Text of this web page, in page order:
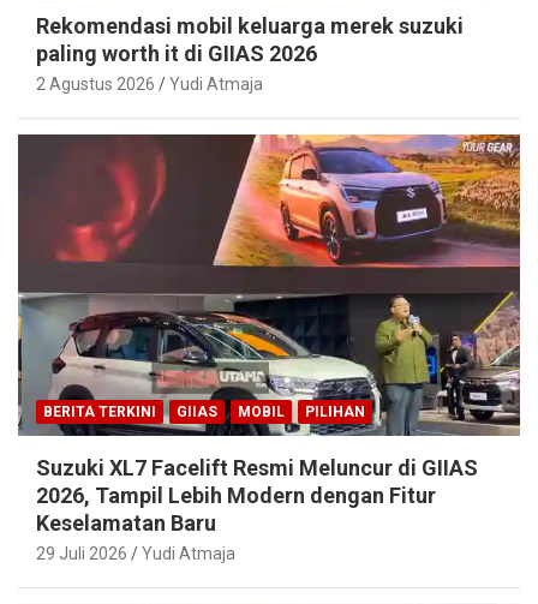
Rekomendasi mobil keluarga merek suzuki
paling worth it di GIIAS 2026
2 Agustus 2026 Yudi Atmaja
BERITA TERKINI GIIAS MOBIL PILIHAN
Suzuki XL7 Facelift Resmi Meluncur di GIIAS
2026, Tampil Lebih Modern dengan Fitur
Keselamatan Baru
29 Juli 2026 Yudi Atmaja